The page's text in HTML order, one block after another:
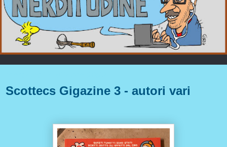
Scottecs Gigazine 3 - autori vari